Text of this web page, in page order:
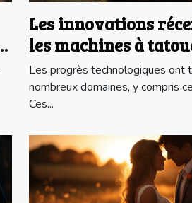
Les innovations
les machines à
Les progrès technologiques ont
nombreux domaines, y compris
Ces...